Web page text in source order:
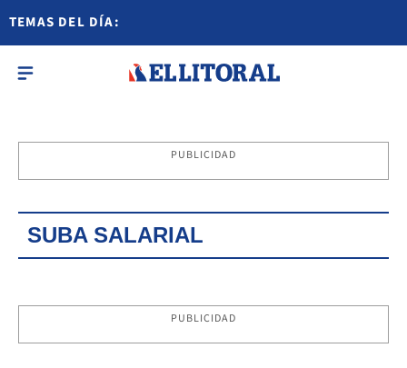
TEMAS DEL DÍA:
PUBLICIDAD
SUBA SALARIAL
PUBLICIDAD